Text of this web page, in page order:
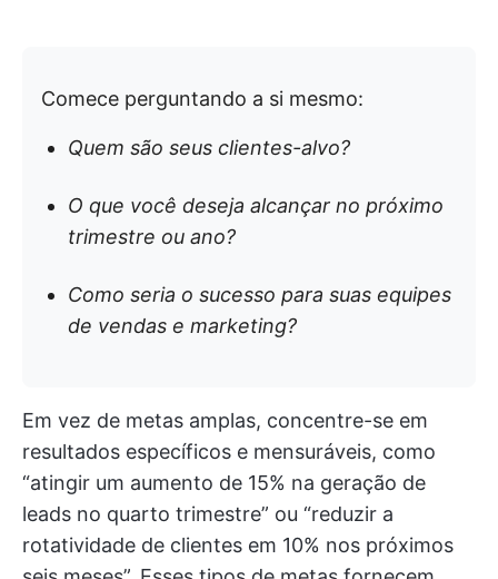
Comece perguntando a si mesmo:
Quem são seus clientes-alvo?
O que você deseja alcançar no próximo
trimestre ou ano?
Como seria o sucesso para suas equipes
de vendas e marketing?
Em vez de metas amplas, concentre-se em
resultados específicos e mensuráveis, como
“atingir um aumento de 15% na geração de
leads no quarto trimestre” ou “reduzir a
rotatividade de clientes em 10% nos próximos